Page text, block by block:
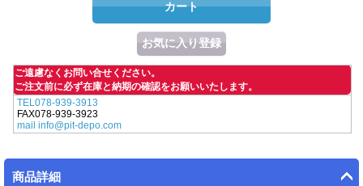
ご遠慮なくお問い合せください。
ご注文前に必ず在庫と納期の確認をお願いいたします。
TEL078-939-3913
FAX078-939-3923
mail info@pit-depo.com
商品詳細